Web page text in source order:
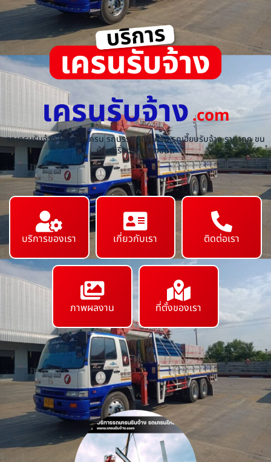
เครนรับจ้าง.com
รถเครนรับจ้าง ให้เช่ารถเครน รถบรรทุกติดเครน รถเฮี๊ยบรับจ้าง ราคาถูก ขน
ย้ายเครื่องจักร ทุกชนิด
บริการของเรา เกี่ยวกับเรา ติดต่อเรา
ภาพผลงาน ที่ตั้งของเรา